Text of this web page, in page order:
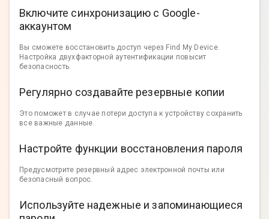
Включите синхронизацию с Google-
аккаунтом
Вы сможете восстановить доступ через Find My Device.
Настройка двухфакторной аутентификации повысит
безопасность.
Регулярно создавайте резервные копии
Это поможет в случае потери доступа к устройству сохранить
все важные данные.
Настройте функции восстановления пароля
Предусмотрите резервный адрес электронной почты или
безопасный вопрос.
Используйте надежные и запоминающиеся